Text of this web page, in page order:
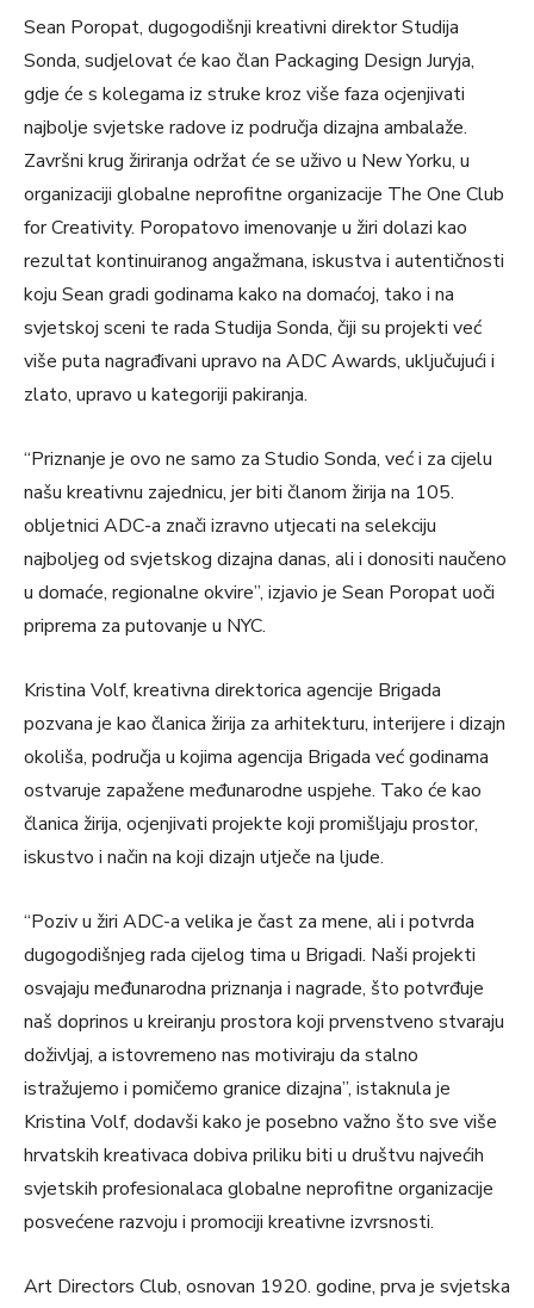
Sean Poropat, dugogodišnji kreativni direktor Studija
Sonda, sudjelovat će kao član Packaging Design Juryja,
gdje će s kolegama iz struke kroz više faza ocjenjivati
najbolje svjetske radove iz područja dizajna ambalaže.
Završni krug žiriranja održat će se uživo u New Yorku, u
organizaciji globalne neprofitne organizacije The One Club
for Creativity. Poropatovo imenovanje u žiri dolazi kao
rezultat kontinuiranog angažmana, iskustva i autentičnosti
koju Sean gradi godinama kako na domaćoj, tako i na
svjetskoj sceni te rada Studija Sonda, čiji su projekti već
više puta nagrađivani upravo na ADC Awards, uključujući i
zlato, upravo u kategoriji pakiranja.
“Priznanje je ovo ne samo za Studio Sonda, već i za cijelu
našu kreativnu zajednicu, jer biti članom žirija na 105.
obljetnici ADC-a znači izravno utjecati na selekciju
najboljeg od svjetskog dizajna danas, ali i donositi naučeno
u domaće, regionalne okvire”, izjavio je Sean Poropat uoči
priprema za putovanje u NYC.
Kristina Volf, kreativna direktorica agencije Brigada
pozvana je kao članica žirija za arhitekturu, interijere i dizajn
okoliša, područja u kojima agencija Brigada već godinama
ostvaruje zapažene međunarodne uspjehe. Tako će kao
članica žirija, ocjenjivati projekte koji promišljaju prostor,
iskustvo i način na koji dizajn utječe na ljude.
“Poziv u žiri ADC-a velika je čast za mene, ali i potvrda
dugogodišnjeg rada cijelog tima u Brigadi. Naši projekti
osvajaju međunarodna priznanja i nagrade, što potvrđuje
naš doprinos u kreiranju prostora koji prvenstveno stvaraju
doživljaj, a istovremeno nas motiviraju da stalno
istražujemo i pomičemo granice dizajna”, istaknula je
Kristina Volf, dodavši kako je posebno važno što sve više
hrvatskih kreativaca dobiva priliku biti u društvu najvećih
svjetskih profesionalaca globalne neprofitne organizacije
posvećene razvoju i promociji kreativne izvrsnosti.
Art Directors Club, osnovan 1920. godine, prva je svjetska